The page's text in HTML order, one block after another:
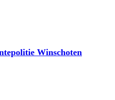
Winschoten